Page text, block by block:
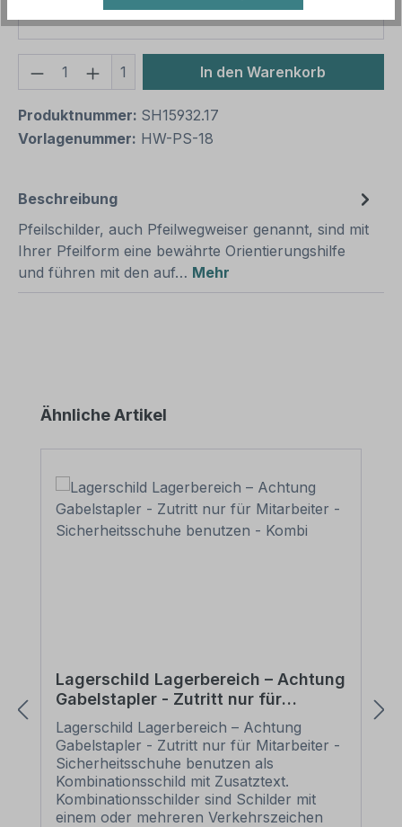
abweichende Endpreise möglich.
Produkt Anzahl: Gib den
1 In den Warenkorb
Produktnummer: SH15932.17
Vorlagenummer: HW-PS-18
Beschreibung
Pfeilschilder, auch Pfeilwegweiser genannt, sind mit
Ihrer Pfeilform eine bewährte Orientierungshilfe
und führen mit den auf… Mehr
Produktgalerie überspringen
Ähnliche Artikel
Lagerschild Lagerbereich – Achtung
Gabelstapler - Zutritt nur für
Mitarbeiter - Sicherheitsschuhe
benutzen - Kombi
Lagerschild Lagerbereich – Achtung
Gabelstapler - Zutritt nur für Mitarbeiter -
Sicherheitsschuhe benutzen als
Kombinationsschild mit Zusatztext.
Kombinationsschilder sind Schilder mit
einem oder mehreren Verkehrszeichen